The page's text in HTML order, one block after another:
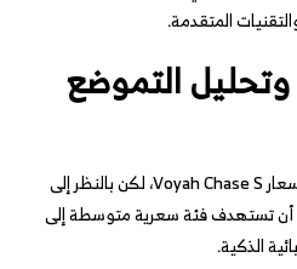
المتقدمة.
وتحليل التموضع
حتى الآن لم يتم الكشف رسميًا عن أسعار Voyah Chase S، لكن بالنظر إلى
أن تستهدف فئة سعرية متوسطة إلى
الذكية.